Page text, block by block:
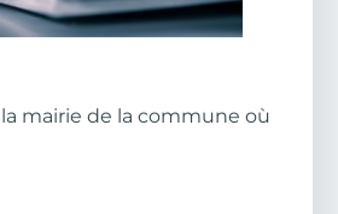
mairie de la commune où